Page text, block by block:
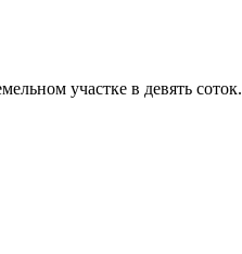
участке в девять соток.